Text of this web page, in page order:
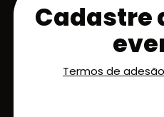
Cadastre
Termos de adesão